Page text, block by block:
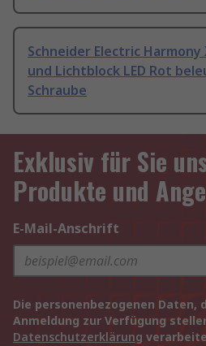
Schneider Electric
und Lichtblock LED Rot
Schraube
Exklusiv für Sie
Produkte und
E-Mail-Anschrift
Die personenbezogenen Daten,
Anmeldung zur Verfügung
Datenschutzerklärung